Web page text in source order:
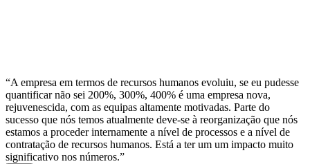
“A empresa em termos de recursos humanos evoluiu, se eu pudesse
quantificar não sei 200%, 300%, 400% é uma empresa nova,
rejuvenescida, com as equipas altamente motivadas. Parte do
sucesso que nós temos atualmente deve-se à reorganização que nós
estamos a proceder internamente a nível de processos e a nível de
contratação de recursos humanos. Está a ter um um impacto muito
significativo nos números.”